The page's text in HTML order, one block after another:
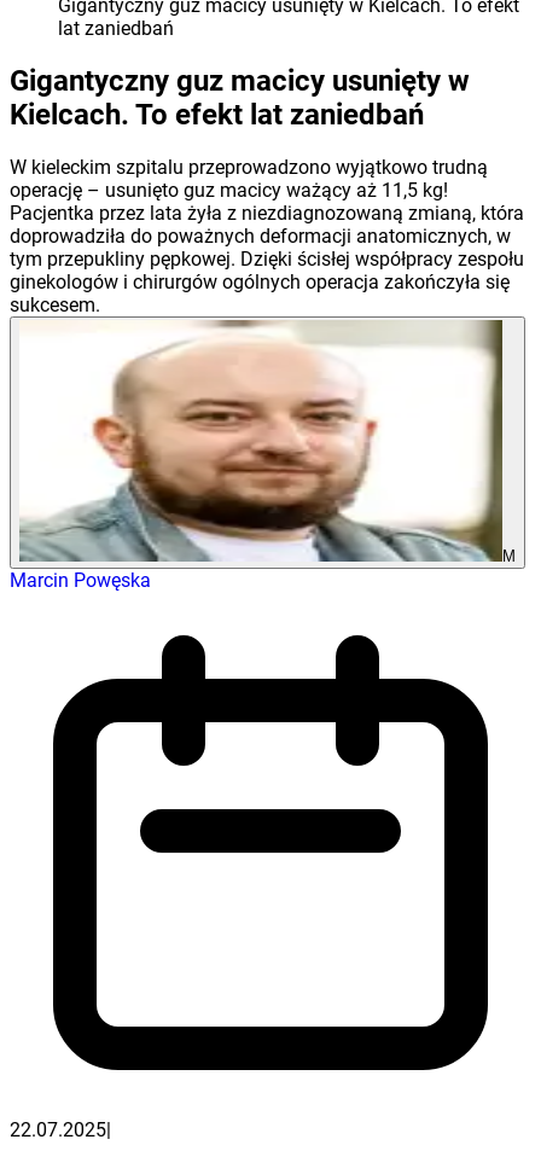
Gigantyczny guz macicy usunięty w Kielcach. To efekt
lat zaniedbań
Gigantyczny guz macicy usunięty w
Kielcach. To efekt lat zaniedbań
W kieleckim szpitalu przeprowadzono wyjątkowo trudną
operację – usunięto guz macicy ważący aż 11,5 kg!
Pacjentka przez lata żyła z niezdiagnozowaną zmianą, która
doprowadziła do poważnych deformacji anatomicznych, w
tym przepukliny pępkowej. Dzięki ścisłej współpracy zespołu
ginekologów i chirurgów ogólnych operacja zakończyła się
sukcesem.
M
Marcin Powęska
22.07.2025